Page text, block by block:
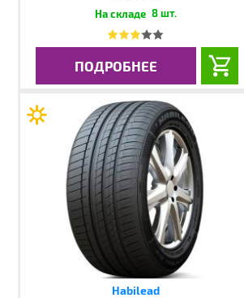
8 шт.
ПОДРОБНЕЕ
Habilead